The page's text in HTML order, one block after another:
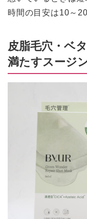
時間の目安は10～20
皮脂毛穴・ベ
満たすスージ